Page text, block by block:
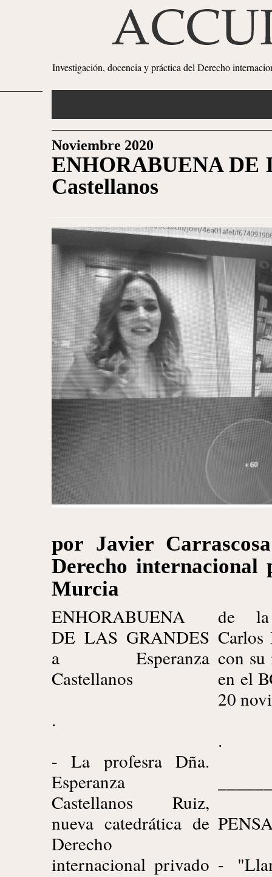
Investigación, docencia y práctica del Derecho
Noviembre 2020
ENHORABUENA DE
Castellanos
1
por Javier
Derecho internacional
Murcia
ENHORABUENA
DE LAS GRANDES
a Esperanza
Castellanos
.
- La profesra Dña.
Esperanza
Castellanos Ruiz,
nueva catedrática de
Derecho
internacional privado
de la
con su
en el
20
.
-